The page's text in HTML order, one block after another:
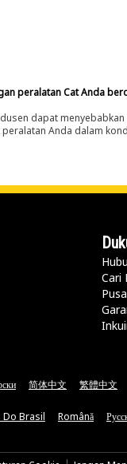
peralatan Cat Anda
dapat
Anda dalam
Cari
简体中文 繁體中文
Brasil Română